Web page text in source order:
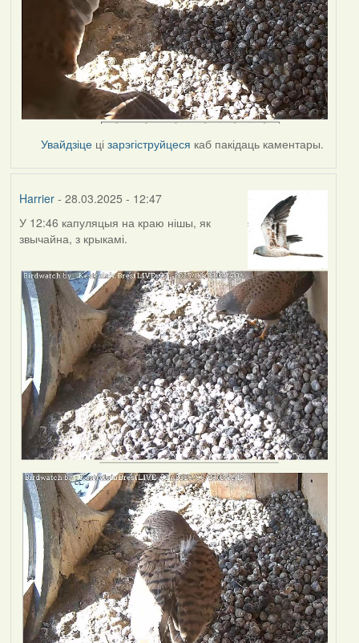
Увайдзіце цізарэгіструйцеся каб пакідаць каментары.
Harrier- 28.03.2025 - 12:47
У 12:46 капуляцыя на краю нішы, як
звычайна, з крыкамі.